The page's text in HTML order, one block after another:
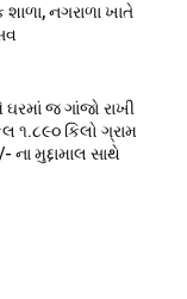
શાળા, નગરાળા ખાતે
ઘરમાં જ ગાંજો રાખી
૧.૮૯૦ કિલો ગ્રામ
મુદ્દામાલ સાથે